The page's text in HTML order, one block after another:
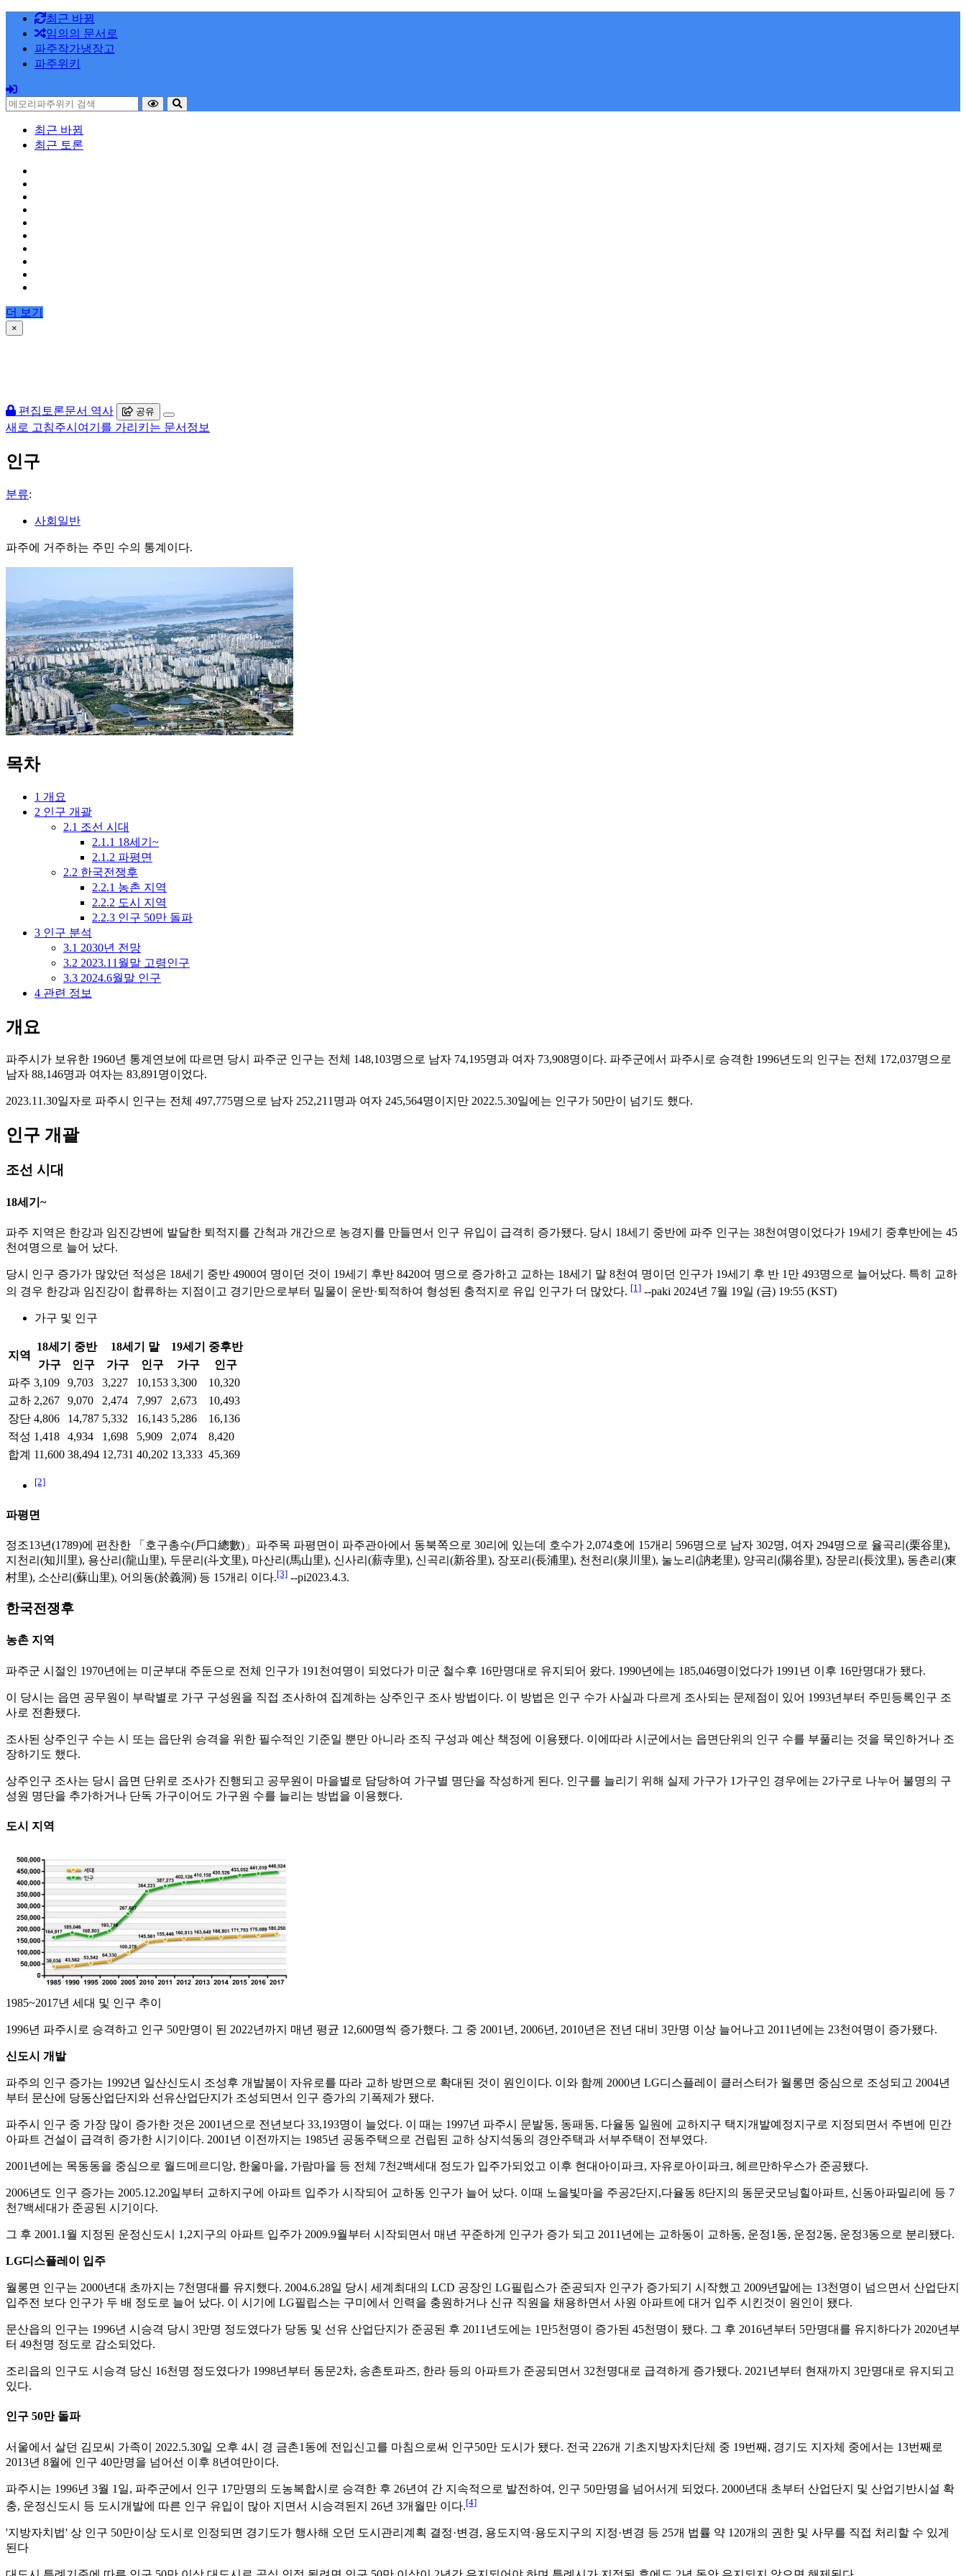
최근 바뀜
임의의 문서로
파주작가냉장고
파주위키
최근 바뀜
최근 토론
더 보기
×
편집 토론문서 역사 공유
새로 고침주시 여기를 가리키는 문서 정보
인구
분류:
사회일반
파주에 거주하는 주민 수의 통계이다.
목차
1 개요
2 인구 개괄
2.1 조선 시대
2.1.1 18세기~
2.1.2 파평면
2.2 한국전쟁후
2.2.1 농촌 지역
2.2.2 도시 지역
2.2.3 인구 50만 돌파
3 인구 분석
3.1 2030년 전망
3.2 2023.11월말 고령인구
3.3 2024.6월말 인구
4 관련 정보
개요
파주시가 보유한 1960년 통계연보에 따르면 당시 파주군 인구는 전체 148,103명으로 남자 74,195명과 여자 73,908명이다. 파주군에서 파주시로 승격한 1996년도의 인구는 전체 172,037명으로
남자 88,146명과 여자는 83,891명이었다.
2023.11.30일자로 파주시 인구는 전체 497,775명으로 남자 252,211명과 여자 245,564명이지만 2022.5.30일에는 인구가 50만이 넘기도 했다.
인구 개괄
조선 시대
18세기~
파주 지역은 한강과 임진강변에 발달한 퇴적지를 간척과 개간으로 농경지를 만들면서 인구 유입이 급격히 증가됐다. 당시 18세기 중반에 파주 인구는 38천여명이었다가 19세기 중후반에는 45
천여명으로 늘어 났다.
당시 인구 증가가 많았던 적성은 18세기 중반 4900여 명이던 것이 19세기 후반 8420여 명으로 증가하고 교하는 18세기 말 8천여 명이던 인구가 19세기 후 반 1만 493명으로 늘어났다. 특히 교하
의 경우 한강과 임진강이 합류하는 지점이고 경기만으로부터 밀물이 운반·퇴적하여 형성된 충적지로 유입 인구가 더 많았다. [1] --paki 2024년 7월 19일 (금) 19:55 (KST)
가구 및 인구
지역
18세기 중반 18세기 말
19세기 중후반
가구
인구 가구 인구 가구
인구
파주 3,109 9,703 3,227 10,153 3,300
10,320
교하 2,267 9,070 2,474 7,997 2,673
10,493
장단 4,806 14,787 5,332 16,143 5,286
16,136
적성 1,418 4,934 1,698 5,909 2,074
8,420
합계 11,600 38,494 12,731 40,202 13,333 45,369
[2]
파평면
정조13년(1789)에 편찬한 「호구총수(戶口總數)」파주목 파평면이 파주관아에서 동북쪽으로 30리에 있는데 호수가 2,074호에 15개리 596명으로 남자 302명, 여자 294명으로 율곡리(栗谷里),
지천리(知川里), 용산리(龍山里), 두문리(斗文里), 마산리(馬山里), 신사리(薪寺里), 신곡리(新谷里), 장포리(長浦里), 천천리(泉川里), 눌노리(訥老里), 양곡리(陽谷里), 장문리(長汶里), 동촌리(東
村里), 소산리(蘇山里), 어의동(於義洞) 등 15개리 이다.[3] --pi2023.4.3.
한국전쟁후
농촌 지역
파주군 시절인 1970년에는 미군부대 주둔으로 전체 인구가 191천여명이 되었다가 미군 철수후 16만명대로 유지되어 왔다. 1990년에는 185,046명이었다가 1991년 이후 16만명대가 됐다.
이 당시는 읍면 공무원이 부락별로 가구 구성원을 직접 조사하여 집계하는 상주인구 조사 방법이다. 이 방법은 인구 수가 사실과 다르게 조사되는 문제점이 있어 1993년부터 주민등록인구 조
사로 전환됐다.
조사된 상주인구 수는 시 또는 읍단위 승격을 위한 필수적인 기준일 뿐만 아니라 조직 구성과 예산 책정에 이용됐다. 이에따라 시군에서는 읍면단위의 인구 수를 부풀리는 것을 묵인하거나 조
장하기도 했다.
상주인구 조사는 당시 읍면 단위로 조사가 진행되고 공무원이 마을별로 담당하여 가구별 명단을 작성하게 된다. 인구를 늘리기 위해 실제 가구가 1가구인 경우에는 2가구로 나누어 불명의 구
성원 명단을 추가하거나 단독 가구이어도 가구원 수를 늘리는 방법을 이용했다.
도시 지역
1985~2017년 세대 및 인구 추이
1996년 파주시로 승격하고 인구 50만명이 된 2022년까지 매년 평균 12,600명씩 증가했다. 그 중 2001년, 2006년, 2010년은 전년 대비 3만명 이상 늘어나고 2011년에는 23천여명이 증가됐다.
신도시 개발
파주의 인구 증가는 1992년 일산신도시 조성후 개발붐이 자유로를 따라 교하 방면으로 확대된 것이 원인이다. 이와 함께 2000년 LG디스플레이 클러스터가 월롱면 중심으로 조성되고 2004년
부터 문산에 당동산업단지와 선유산업단지가 조성되면서 인구 증가의 기폭제가 됐다.
파주시 인구 중 가장 많이 증가한 것은 2001년으로 전년보다 33,193명이 늘었다. 이 때는 1997년 파주시 문발동, 동패동, 다율동 일원에 교하지구 택지개발예정지구로 지정되면서 주변에 민간
아파트 건설이 급격히 증가한 시기이다. 2001년 이전까지는 1985년 공동주택으로 건립된 교하 상지석동의 경안주택과 서부주택이 전부였다.
2001년에는 목동동을 중심으로 월드메르디앙, 한울마을, 가람마을 등 전체 7천2백세대 정도가 입주가되었고 이후 현대아이파크, 자유로아이파크, 헤르만하우스가 준공됐다.
2006년도 인구 증가는 2005.12.20일부터 교하지구에 아파트 입주가 시작되어 교하동 인구가 늘어 났다. 이때 노을빛마을 주공2단지,다율동 8단지의 동문굿모닝힐아파트, 신동아파밀리에 등 7
천7백세대가 준공된 시기이다.
그 후 2001.1월 지정된 운정신도시 1,2지구의 아파트 입주가 2009.9월부터 시작되면서 매년 꾸준하게 인구가 증가 되고 2011년에는 교하동이 교하동, 운정1동, 운정2동, 운정3동으로 분리됐다.
LG디스플레이 입주
월롱면 인구는 2000년대 초까지는 7천명대를 유지했다. 2004.6.28일 당시 세계최대의 LCD 공장인 LG필립스가 준공되자 인구가 증가되기 시작했고 2009년말에는 13천명이 넘으면서 산업단지
입주전 보다 인구가 두 배 정도로 늘어 났다. 이 시기에 LG필립스는 구미에서 인력을 충원하거나 신규 직원을 채용하면서 사원 아파트에 대거 입주 시킨것이 원인이 됐다.
문산읍의 인구는 1996년 시승격 당시 3만명 정도였다가 당동 및 선유 산업단지가 준공된 후 2011년도에는 1만5천명이 증가된 45천명이 됐다. 그 후 2016년부터 5만명대를 유지하다가 2020년부
터 49천명 정도로 감소되었다.
조리읍의 인구도 시승격 당신 16천명 정도였다가 1998년부터 동문2차, 송촌토파즈, 한라 등의 아파트가 준공되면서 32천명대로 급격하게 증가됐다. 2021년부터 현재까지 3만명대로 유지되고
있다.
인구 50만 돌파
서울에서 살던 김모씨 가족이 2022.5.30일 오후 4시 경 금촌1동에 전입신고를 마침으로써 인구50만 도시가 됐다. 전국 226개 기초지방자치단체 중 19번째, 경기도 지자체 중에서는 13번째로
2013년 8월에 인구 40만명을 넘어선 이후 8년여만이다.
파주시는 1996년 3월 1일, 파주군에서 인구 17만명의 도농복합시로 승격한 후 26년여 간 지속적으로 발전하여, 인구 50만명을 넘어서게 되었다. 2000년대 초부터 산업단지 및 산업기반시설 확
충, 운정신도시 등 도시개발에 따른 인구 유입이 많아 지면서 시승격된지 26년 3개월만 이다.[4]
'지방자치법' 상 인구 50만이상 도시로 인정되면 경기도가 행사해 오던 도시관리계획 결정·변경, 용도지역·용도지구의 지정·변경 등 25개 법률 약 120개의 권한 및 사무를 직접 처리할 수 있게
된다